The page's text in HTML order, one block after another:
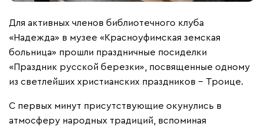
Для активных членов библиотечного клуба
«Надежда» в музее «Красноуфимская земская
больница» прошли праздничные посиделки
«Праздник русской березки», посвященные одному
из светлейших христианских праздников – Троице.
С первых минут присутствующие окунулись в
атмосферу народных традиций, вспоминая